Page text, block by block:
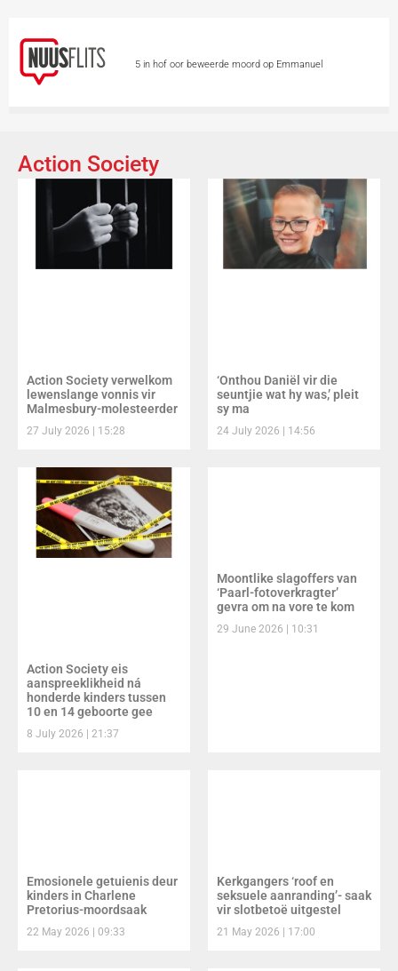
5 in hof oor beweerde moord op Emmanuel
geteiken Leon Schuster en Alfred Ntombela
gaan spesiale toekenning kry Skietvoorvalle by
en naby Gautengse skole veroordeel Totsiens,
Action Society
Action Society verwelkom
lewenslange vonnis vir
Malmesbury-molesteerder
27 July 2026 15:28
‘Onthou Daniël vir die
seuntjie wat hy was,’ pleit
sy ma
24 July 2026 14:56
Action Society eis
aanspreeklikheid ná
honderde kinders tussen
10 en 14 geboorte gee
8 July 2026 21:37
Moontlike slagoffers van
‘Paarl-fotoverkragter’
gevra om na vore te kom
29 June 2026 10:31
Emosionele getuienis deur
kinders in Charlene
Pretorius-moordsaak
22 May 2026 09:33
Kerkgangers ‘roof en
seksuele aanranding’- saak
vir slotbetoë uitgestel
21 May 2026 17:00